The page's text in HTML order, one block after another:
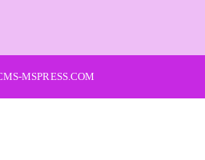
MSPRESS.COM